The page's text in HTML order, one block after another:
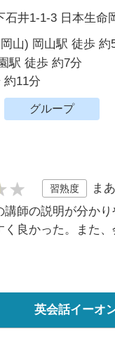
石井1-1-3 日本生命
山) 岡山駅 徒歩 約
駅 徒歩 約7分
約11分
グループ
習熟度
ま
講師の説明が分か
く良かった。また、
英会話イーオ